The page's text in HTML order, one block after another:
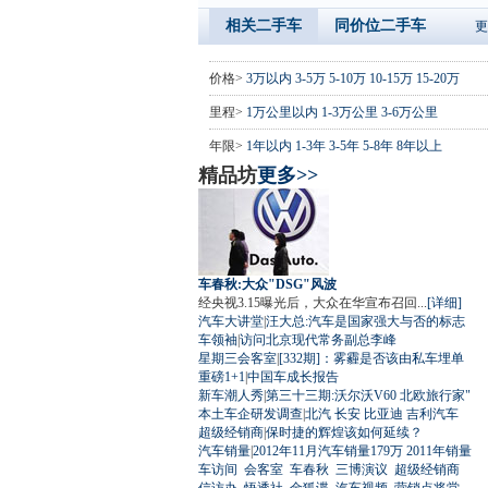
相关二手车 同价位二手车
价格> 3万以内 3-5万 5-10万 10-15万 15-20万
里程> 1万公里以内 1-3万公里 3-6万公里
年限> 1年以内 1-3年 3-5年 5-8年 8年以上
精品坊更多>>
车春秋:大众"DSG"风波
经央视3.15曝光后，大众在华宣布召回... [详细]
汽车大讲堂|汪大总:汽车是国家强大与否的标志
车领袖|访问北京现代常务副总李峰
星期三会客室|[332期]：雾霾是否该由私车埋单
重磅1+1 |中国车成长报告
新车潮人秀|第三十三期:沃尔沃V60 北欧旅行家"
本土车企研发调查|北汽 长安 比亚迪 吉利汽车
超级经销商|保时捷的辉煌该如何延续？
汽车销量|2012年11月汽车销量179万 2011年销量
车访间 会客室 车春秋 三博演议 超级经销商